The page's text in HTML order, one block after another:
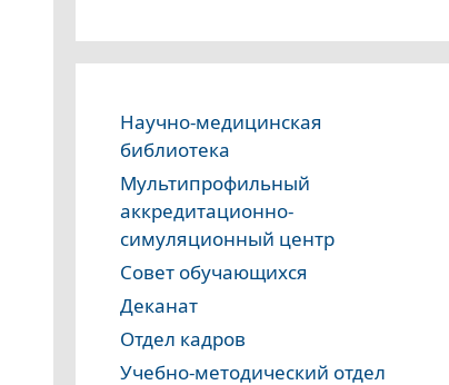
Научно-медицинская
библиотека
Мультипрофильный
аккредитационно-
симуляционный центр
Совет обучающихся
Деканат
Отдел кадров
Учебно-методический отдел